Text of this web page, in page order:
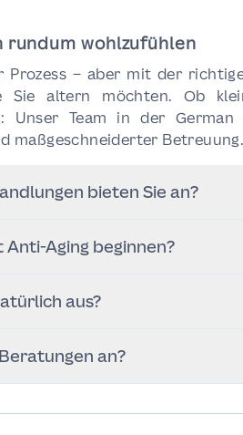
rundum wohlzufühlen
– aber mit der
Sie altern möchten. Ob
Unser Team in der
maßgeschneiderter Betreuung.
bieten Sie an?
Therapie,
Aging beginnen?
zur sichtbaren
aus?
betonen – nicht
an?
und einen